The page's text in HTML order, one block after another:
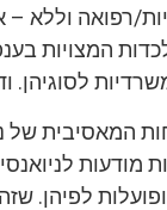
רפואה וללא –
המצויות
לסוגיהן.
המאסיבית של
מודעות
לפיהן.